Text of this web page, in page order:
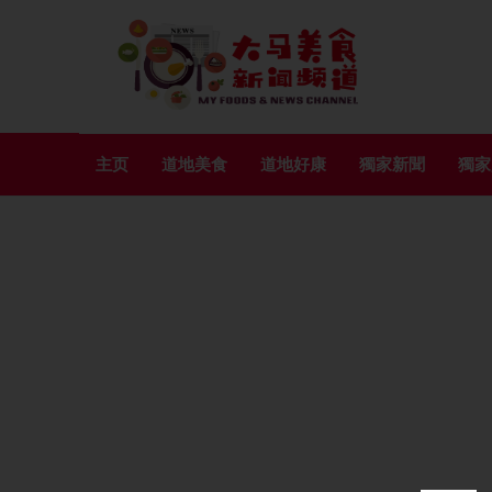
主页 道地美食 道地好康 獨家新聞 獨